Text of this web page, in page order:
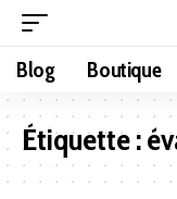
Blog Boutique
Étiquette :